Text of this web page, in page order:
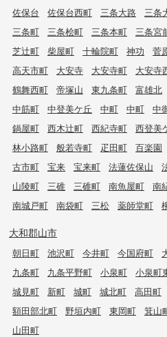
佐保台
佐保台西町 三条大路 三条
三条町
三条桧町 三条本町 三条宮
芝辻町
柴屋町 十輪院町 神功 菅
高天市町
大安寺 大安寺町 大安寺
鶴舞西町
帝塚山 東九条町 富雄北
中筋町
中登美ケ丘 中町 中町 中
鍋屋町
西木辻町 西紀寺町 西登美
林小路町
般若寺町 疋田町 百楽園
古市町
宝来 宝来町 法蓮佐保山
山陵町
三碓 三碓町 南魚屋町 南
南城戸町
南袋町 三松 薬師堂町
大和郡山市
朝日町 池沢町 今井町 今国府町
九条町
九条平野町 小泉町 小泉町
城見町
新町 城町 城北町 高田町
額田部北町
野垣内町 東岡町 箕山
山田町